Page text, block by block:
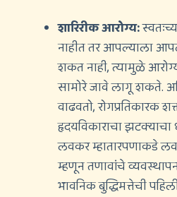
शारिरीक आरोग्य:
नाहीत तर आपल्याला
शकत नाही, त्यामुळे
सामोरे जावे लागू शकते.
वाढवतो, रोगप्रतिकारक
हृदयविकाराचा
लवकर म्हातारपणाकडे
म्हणून तणावांचे
भावनिक बुद्धिमत्तेची